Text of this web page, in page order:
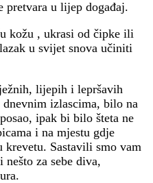
pretvara u lijep događaj.
kožu , ukrasi od čipke ili
u svijet snova učiniti
lijepih i lepršavih
izlascima, bilo na
ipak bi bilo šteta ne
i na mjestu gdje
krevetu. Sastavili smo vam
za sebe diva,